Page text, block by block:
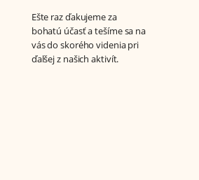
Ešte raz ďakujeme za
bohatú účasť a tešíme sa na
vás do skorého videnia pri
ďalšej z našich aktivít.